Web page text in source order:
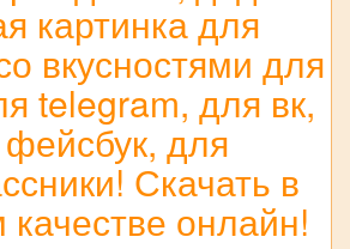
картинка для
вкусностями для
telegram, для вк,
для
Скачать в
онлайн!